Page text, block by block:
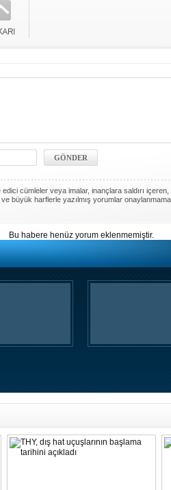
cümleler veya imalar, inançlara saldırı içeren,
büyük harflerle yazılmış yorumlar
Bu habere henüz yorum eklenmemiştir.